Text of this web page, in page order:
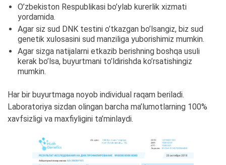
O’zbekiston Respublikasi bo’ylab kurerlik xizmati
yordamida.
Agar siz sud DNK testini o’tkazgan bo’lsangiz, biz sud
genetik xulosasini sud manziliga yuborishimiz mumkin.
Agar sizga natijalarni etkazib berishning boshqa usuli
kerak bo’lsa, buyurtmani to’ldirishda ko’rsatishingiz
mumkin.
Har bir buyurtmaga noyob individual raqam beriladi.
Laboratoriya sizdan olingan barcha ma’lumotlarning 100%
xavfsizligi va maxfiyligini ta’minlaydi.